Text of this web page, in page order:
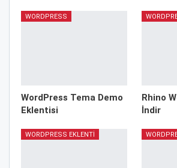
WORDPRESS
WordPress Tema Demo
Eklentisi
Rhino
İndir
WORDPRESS EKLENTI